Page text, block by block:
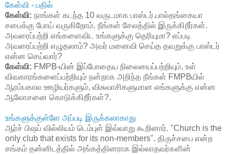
கேள்வி - பதில்
கேள்வி: நாங்கள் கடந்த 10 வருடமாக பாஸ்டர்.பால்தங்கையா
சபைக்கு போய் வருகிறோம். நீங்கள் சேலத்தில் இருக்கிறீர்கள்.
அவரைப்பற்றி எங்களைவிட உங்களுக்கு தெரியுமா? எப்படி
அவரைப்பற்றி எழுதலாம்? அவர் மனைவி செய்த தவறுக்கு பாஸ்டர்
என்ன செய்வார்?
கேள்வி: FMPB-யின் இப்போதைய நிலையைப்பற்றியும், உள்
விவகாரங்களைப்பற்றியும் நன்றாக அறிந்த நீங்கள் FMPBயில்
ஆரம்பகால ஊழியர்களும், விசுவாசிகளுமான எங்களுக்கு என்ன
ஆலோசனை கொடுக்கிறீர்கள்?.
உங்களுக்குள்ளே அப்படி இருக்கலாகாது
ஆர்ச் பிஷப் வில்லியம் டெம்புள் இவ்வாறு கூறினார். "Church is the
only club that exists for its non-members". திருச்சபை என்ற
சங்கம் தன்னிடத்தில் அங்கத்தினராக இல்லாதவர்களின்